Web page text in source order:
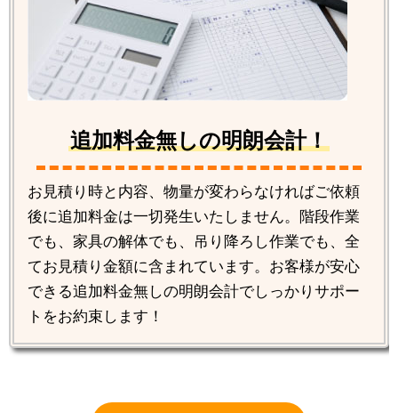
追加料金無しの明朗会計！
お見積り時と内容、物量が変わらなければご依頼
後に追加料金は一切発生いたしません。階段作業
でも、家具の解体でも、吊り降ろし作業でも、全
てお見積り金額に含まれています。お客様が安心
できる追加料金無しの明朗会計でしっかりサポー
トをお約束します！